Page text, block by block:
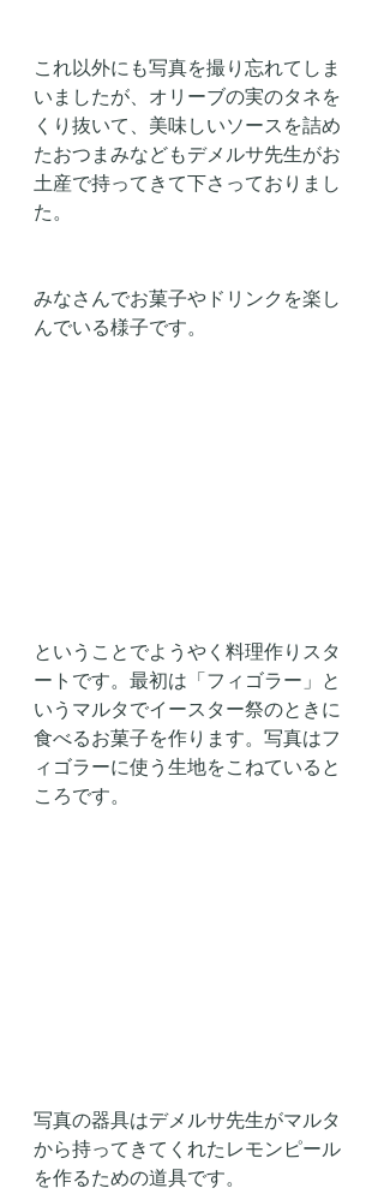
これ以外にも写真を撮り忘れてしま
いましたが、オリーブの実のタネを
くり抜いて、美味しいソースを詰め
たおつまみなどもデメルサ先生がお
土産で持ってきて下さっておりまし
た。
みなさんでお菓子やドリンクを楽し
んでいる様子です。
ということでようやく料理作りスタ
ートです。最初は「フィゴラー」と
いうマルタでイースター祭のときに
食べるお菓子を作ります。写真はフ
ィゴラーに使う生地をこねていると
ころです。
写真の器具はデメルサ先生がマルタ
から持ってきてくれたレモンピール
を作るための道具です。